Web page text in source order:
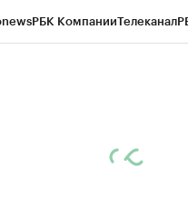
РБК КомпанииТелеканал